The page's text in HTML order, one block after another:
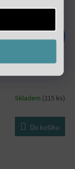
48 Kč
–47 %
60 metrů
Skladem (215 ks)
Do košíku